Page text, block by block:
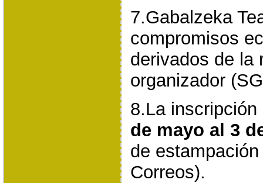
7.Gabalzeka
compromisos
derivados de la
organizador
8.La
de mayo al 3
de
Correos).